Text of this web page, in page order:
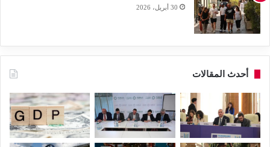
30 أبريل، 2026
أحدث المقالات